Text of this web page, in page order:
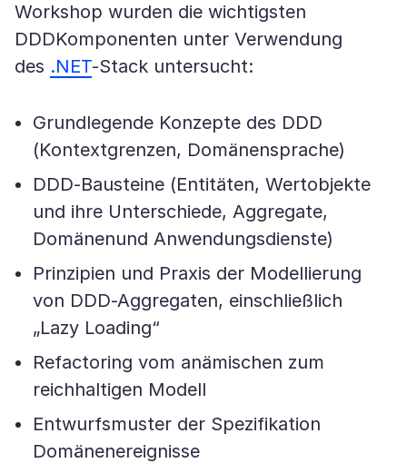
Workshop wurden die wichtigsten
DDDKomponenten unter Verwendung
des .NET-Stack untersucht:
Grundlegende Konzepte des DDD
(Kontextgrenzen, Domänensprache)
DDD-Bausteine (Entitäten, Wertobjekte
und ihre Unterschiede, Aggregate,
Domänenund Anwendungsdienste)
Prinzipien und Praxis der Modellierung
von DDD-Aggregaten, einschließlich
„Lazy Loading“
Refactoring vom anämischen zum
reichhaltigen Modell
Entwurfsmuster der Spezifikation
Domänenereignisse